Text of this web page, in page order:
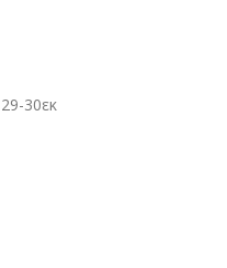
30εκ